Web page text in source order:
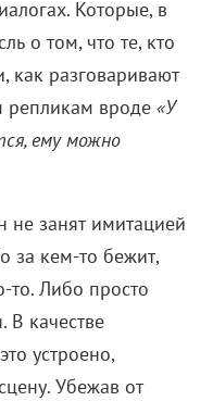
Которые, в
о том, что те, кто
как разговаривают
репликам вроде «У
ему можно
не занят имитацией
за кем-то бежит,
то. Либо просто
В качестве
устроено,
Убежав от